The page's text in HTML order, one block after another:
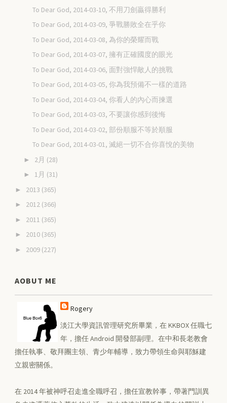
To Dear God, 2014-03-10, 不用刀劍贏得勝利
To Dear God, 2014-03-09, 爭戰勝敗全在乎你
To Dear God, 2014-03-08, 為你的榮耀而戰
To Dear God, 2014-03-07, 擁有正確國度的眼光
To Dear God, 2014-03-06, 面對強悍敵人的挑戰
To Dear God, 2014-03-05, 你為我預備不一樣的道路
To Dear God, 2014-03-04, 你看人的內心而揀選
To Dear God, 2014-03-03, 不要讓你感到後悔
To Dear God, 2014-03-02, 部份順服不等於順服
To Dear God, 2014-03-01, 滅絕一切不合你喜悅的美物
► 2月 (28)
► 1月 (31)
► 2013 (365)
► 2012 (366)
► 2011 (365)
► 2010 (365)
► 2009 (227)
AOBUT ME
Rogery
淡江大學資訊管理研究所畢業，在 KKBOX 任職七
年，擔任 Android 開發部副理。在中和長老教會
擔任執事、敬拜團主領、青少年輔導，致力帶領生命與耶穌建
立親密關係。
在 2014 年被神呼召走進全職呼召，擔任宣教幹事，帶著門訓異